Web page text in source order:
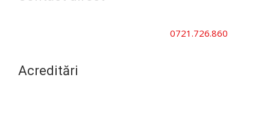
0721.726.860
Acreditări